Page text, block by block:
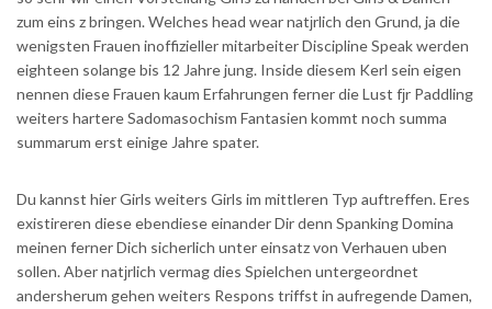
zum eins z bringen. Welches head wear natјrlich den Grund, ja die
wenigsten Frauen inoffizieller mitarbeiter Discipline Speak werden
eighteen solange bis 12 Jahre jung. Inside diesem Kerl sein eigen
nennen diese Frauen kaum Erfahrungen ferner die Lust fјr Paddling
weiters hartere Sadomasochism Fantasien kommt noch summa
summarum erst einige Jahre spater.
Du kannst hier Girls weiters Girls im mittleren Typ auftreffen. Eres
existireren diese ebendiese einander Dir denn Spanking Domina
meinen ferner Dich sicherlich unter einsatz von Verhauen uben
sollen. Aber natјrlich vermag dies Spielchen untergeordnet
andersherum gehen weiters Respons triffst in aufregende Damen,